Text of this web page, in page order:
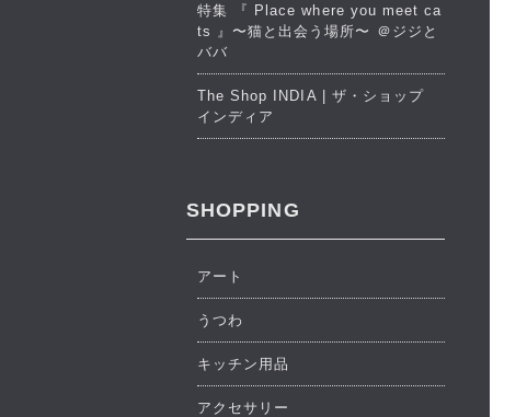
特集 『 Place where you meet ca
ts 』〜猫と出会う場所〜 ＠ジジと
ババ
The Shop INDIA | ザ・ショップ
インディア
SHOPPING
アート
うつわ
キッチン用品
アクセサリー